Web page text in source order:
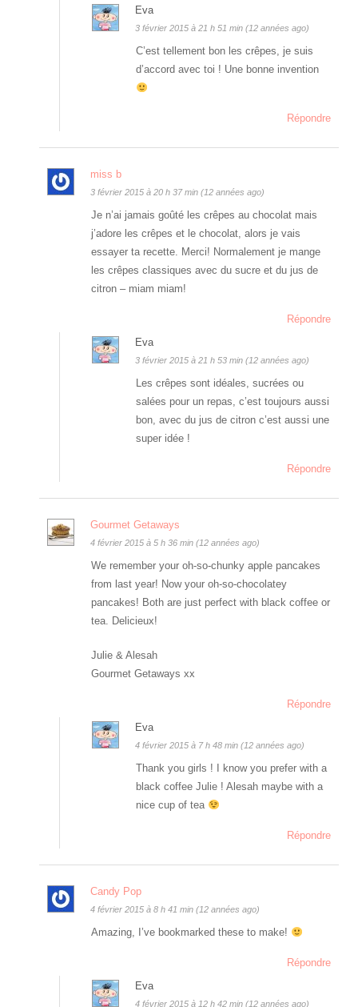
Eva
3 février 2015 à 21 h 51 min (12 années ago)
C’est tellement bon les crêpes, je suis
d’accord avec toi ! Une bonne invention
Répondre
miss b
3 février 2015 à 20 h 37 min (12 années ago)
Je n’ai jamais goûté les crêpes au chocolat mais
j’adore les crêpes et le chocolat, alors je vais
essayer ta recette. Merci! Normalement je mange
les crêpes classiques avec du sucre et du jus de
citron – miam miam!
Répondre
Eva
3 février 2015 à 21 h 53 min (12 années ago)
Les crêpes sont idéales, sucrées ou
salées pour un repas, c’est toujours aussi
bon, avec du jus de citron c’est aussi une
super idée !
Répondre
Gourmet Getaways
4 février 2015 à 5 h 36 min (12 années ago)
We remember your oh-so-chunky apple pancakes
from last year! Now your oh-so-chocolatey
pancakes! Both are just perfect with black coffee or
tea. Delicieux!
Julie & Alesah
Gourmet Getaways xx
Répondre
Eva
4 février 2015 à 7 h 48 min (12 années ago)
Thank you girls ! I know you prefer with a
black coffee Julie ! Alesah maybe with a
nice cup of tea
Répondre
Candy Pop
4 février 2015 à 8 h 41 min (12 années ago)
Amazing, I’ve bookmarked these to make!
Répondre
Eva
4 février 2015 à 12 h 42 min (12 années ago)